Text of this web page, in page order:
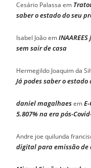
Cesário Palassa em
saber o estado do seu
Isabel Joãoem
sem sair de casa
Hermegildo Joaquim da
Já podes saber o estado
daniel magalhaesem
5.807% na era pós-
Andre joe quilunda
digital para emissão de